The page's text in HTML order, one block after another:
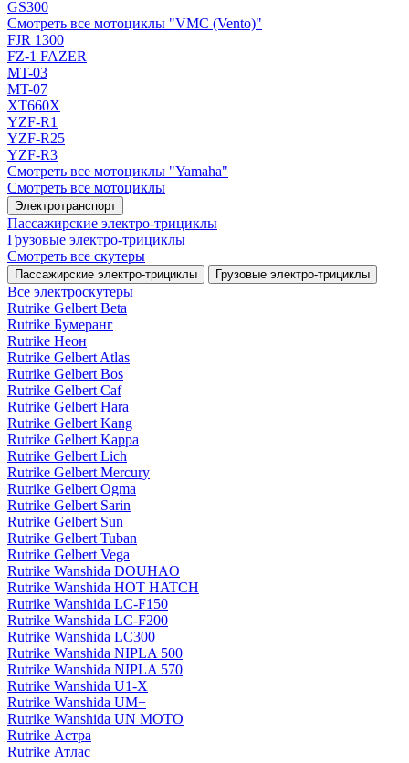
GS300
Смотреть все мотоциклы "VMC (Vento)"
FJR 1300
FZ-1 FAZER
MT-03
MT-07
XT660X
YZF-R1
YZF-R25
YZF-R3
Смотреть все мотоциклы "Yamaha"
Смотреть все мотоциклы
Электротранспорт
Пассажирские электро‑трициклы
Грузовые электро‑трициклы
Смотреть все скутеры
Пассажирские электро‑трициклы Грузовые электро‑трициклы
Все электро­скутеры
Rutrike Gelbert Beta
Rutrike Бумеранг
Rutrike Неон
Rutrike Gelbert Atlas
Rutrike Gelbert Bos
Rutrike Gelbert Caf
Rutrike Gelbert Hara
Rutrike Gelbert Kang
Rutrike Gelbert Kappa
Rutrike Gelbert Lich
Rutrike Gelbert Mercury
Rutrike Gelbert Ogma
Rutrike Gelbert Sarin
Rutrike Gelbert Sun
Rutrike Gelbert Tuban
Rutrike Gelbert Vega
Rutrike Wanshida DOUHAO
Rutrike Wanshida HOT HATCH
Rutrike Wanshida LC-F150
Rutrike Wanshida LC-F200
Rutrike Wanshida LC300
Rutrike Wanshida NIPLA 500
Rutrike Wanshida NIPLA 570
Rutrike Wanshida U1-X
Rutrike Wanshida UM+
Rutrike Wanshida UN MOTO
Rutrike Астра
Rutrike Атлас